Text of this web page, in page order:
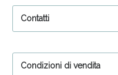
Contatti
Condizioni di vendita